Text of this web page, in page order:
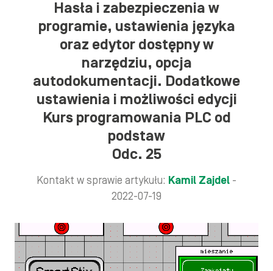
Hasła i zabezpieczenia w
programie, ustawienia języka
oraz edytor dostępny w
narzędziu, opcja
autodokumentacji. Dodatkowe
ustawienia i możliwości edycji
Kurs programowania PLC od
podstaw
Odc. 25
Kontakt w sprawie artykułu: Kamil Zajdel -
2022-07-19